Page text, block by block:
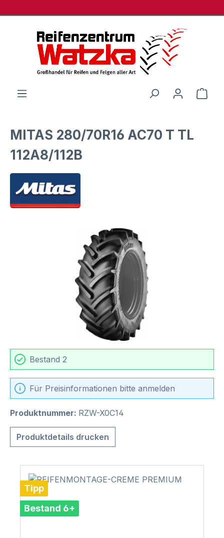
MITAS 280/70R16 AC70 T TL
112A8/112B
Bildergalerie überspringen
Bestand 2
Für Preisinformationen bitte anmelden
Produktnummer: RZW-X0C14
Produktdetails drucken
Tipp
Bestand 6+